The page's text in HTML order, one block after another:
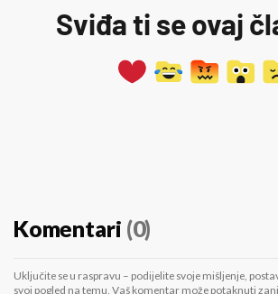
Sviđa ti se ovaj
Komentari (0)
Uključite se u raspravu – podijelite svoje mišljenje,
svoj pogled na temu. Vaš komentar može potaknuti